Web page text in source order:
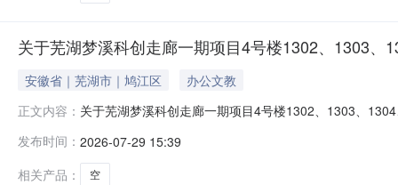
关于芜湖梦溪科创走廊一期项目4号楼1302、1303、
安徽省｜芜湖市｜鸠江区
办公文教
正文内容： 关于芜湖梦溪科创走廊一期项目4号楼1302、1303、
发布时间： 2026-07-29 15:39
相关产品：
空